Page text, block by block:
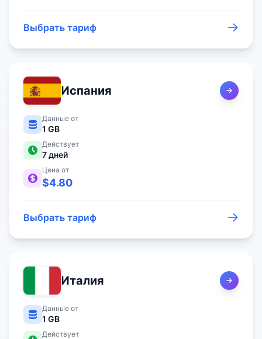
Выбрать тариф
Испания
Данные от
1 GB
Действует
7дней
Цена от
$4.80
Выбрать тариф
Италия
Данные от
1 GB
Действует